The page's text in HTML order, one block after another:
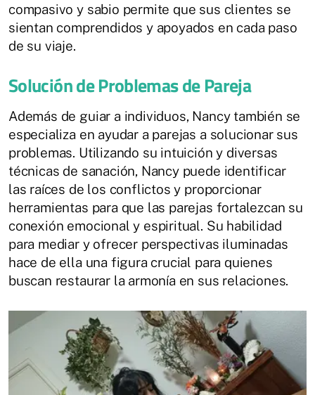
compasivo y sabio permite que sus clientes se
sientan comprendidos y apoyados en cada paso
de su viaje.
Solución de Problemas de Pareja
Además de guiar a individuos, Nancy también se
especializa en ayudar a parejas a solucionar sus
problemas. Utilizando su intuición y diversas
técnicas de sanación, Nancy puede identificar
las raíces de los conflictos y proporcionar
herramientas para que las parejas fortalezcan su
conexión emocional y espiritual. Su habilidad
para mediar y ofrecer perspectivas iluminadas
hace de ella una figura crucial para quienes
buscan restaurar la armonía en sus relaciones.